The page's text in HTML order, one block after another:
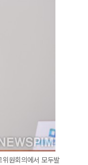
원회의에서 모두발